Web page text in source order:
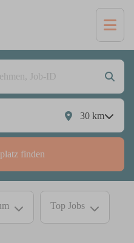
30 km
finden
Top Jobs